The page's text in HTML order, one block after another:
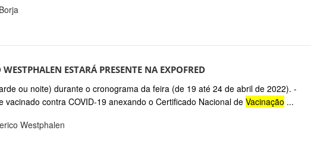
ESTARÁ PRESENTE NA EXPOFRED
ou noite) durante o cronograma da feira (de 19 até 24 de abril de 2022). -
vacinado contra COVID-19 anexando o Certificado Nacional de Vacinação ...
Westphalen